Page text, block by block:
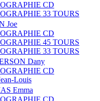
CD
33 TOURS
Joe
CD
45 TOURS
33 TOURS
Dany
CD
Louis
Emma
CD